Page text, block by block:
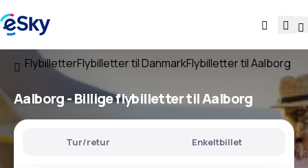
FlybilletterFlybilletter til DanmarkFlybilletter til Aalborg
Aalborg - Billige flybilletter til Aalborg
Tur/retur Enkeltbillet